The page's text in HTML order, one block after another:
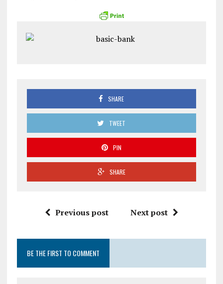
SHARE
TWEET
PIN
SHARE
Previous post Next post
BE THE FIRST TO COMMENT